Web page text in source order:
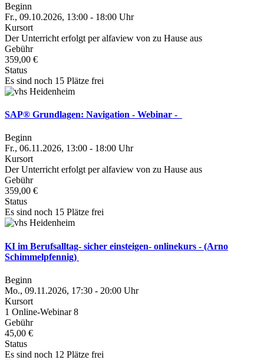
Beginn
Fr., 09.10.2026, 13:00 - 18:00 Uhr
Kursort
Der Unterricht erfolgt per alfaview von zu Hause aus
Gebühr
359,00 €
Status
Es sind noch 15 Plätze frei
SAP® Grundlagen: Navigation - Webinar -
Beginn
Fr., 06.11.2026, 13:00 - 18:00 Uhr
Kursort
Der Unterricht erfolgt per alfaview von zu Hause aus
Gebühr
359,00 €
Status
Es sind noch 15 Plätze frei
KI im Berufsalltag- sicher einsteigen- onlinekurs - (Arno
Schimmelpfennig)
Beginn
Mo., 09.11.2026, 17:30 - 20:00 Uhr
Kursort
1 Online-Webinar 8
Gebühr
45,00 €
Status
Es sind noch 12 Plätze frei